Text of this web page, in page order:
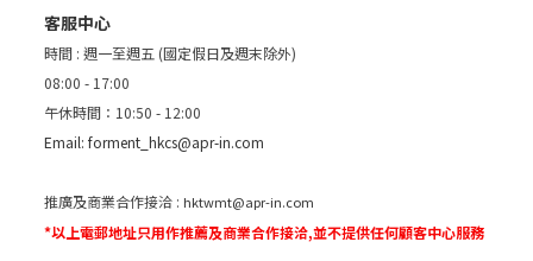
客服中心
時間 : 週一至週五 (國定假日及週末除外)
08:00 - 17:00
午休時間：10:50 - 12:00
Email: forment_hkcs@apr-in.com
推廣及商業合作接洽 : hktwmt@apr-in.com
*以上電郵地址只用作推薦及商業合作接洽,並不提供任何顧客中心服務